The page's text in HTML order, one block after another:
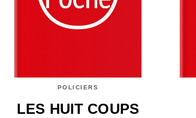
POLICIERS
LES HUIT COUPS